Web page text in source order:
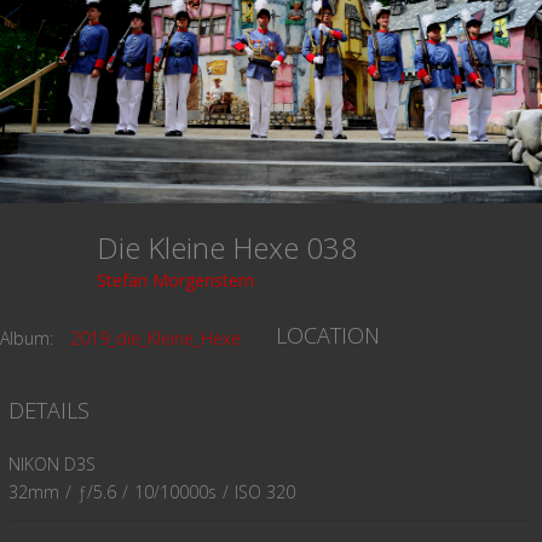
Die Kleine Hexe 038
Stefan Morgenstern
Album: 2019_die_Kleine_Hexe LOCATION
DETAILS
NIKON D3S
32mm / ƒ/5.6 / 10/10000s / ISO 320